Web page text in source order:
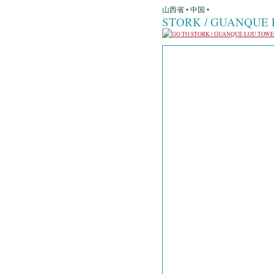
山西省 • 中国 •
STORK / GUANQUE